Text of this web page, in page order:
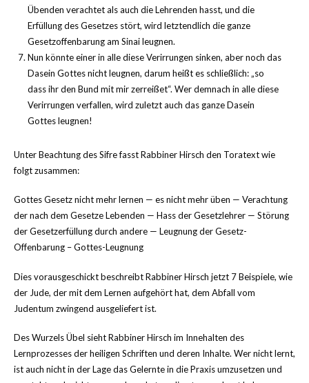
Übenden verachtet als auch die Lehrenden hasst, und die
Erfüllung des Gesetzes stört, wird letztendlich die ganze
Gesetzoffenbarung am Sinai leugnen.
Nun könnte einer in alle diese Verirrungen sinken, aber noch das
Dasein Gottes nicht leugnen, darum heißt es schließlich: „so
dass ihr den Bund mit mir zerreißet“. Wer demnach in alle diese
Verirrungen verfallen, wird zuletzt auch das ganze Dasein
Gottes leugnen!
Unter Beachtung des Sifre fasst Rabbiner Hirsch den Toratext wie
folgt zusammen:
Gottes Gesetz nicht mehr lernen — es nicht mehr üben — Verachtung
der nach dem Gesetze Lebenden — Hass der Gesetzlehrer — Störung
der Gesetzerfüllung durch andere — Leugnung der Gesetz-
Offenbarung – Gottes-Leugnung
Dies vorausgeschickt beschreibt Rabbiner Hirsch jetzt 7 Beispiele, wie
der Jude, der mit dem Lernen aufgehört hat, dem Abfall vom
Judentum zwingend ausgeliefert ist.
Des Wurzels Übel sieht Rabbiner Hirsch im Innehalten des
Lernprozesses der heiligen Schriften und deren Inhalte. Wer nicht lernt,
ist auch nicht in der Lage das Gelernte in die Praxis umzusetzen und